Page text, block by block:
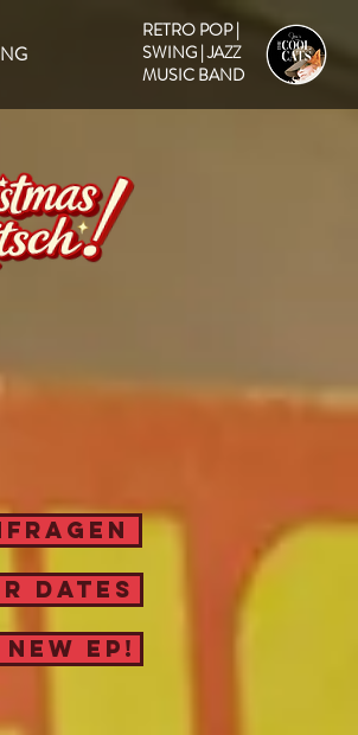
RETRO POP |
SWING | JAZZ
MUSIC BAND
DATES
EP!